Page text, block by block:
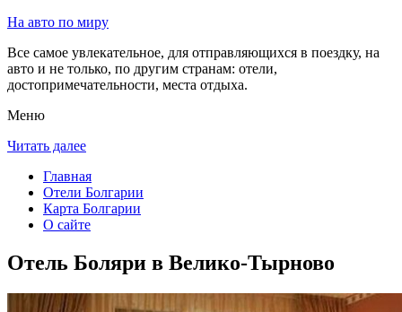
На авто по миру
Все самое увлекательное, для отправляющихся в поездку, на
авто и не только, по другим странам: отели,
достопримечательности, места отдыха.
Меню
Читать далее
Главная
Отели Болгарии
Карта Болгарии
О сайте
Отель Боляри в Велико-Тырново